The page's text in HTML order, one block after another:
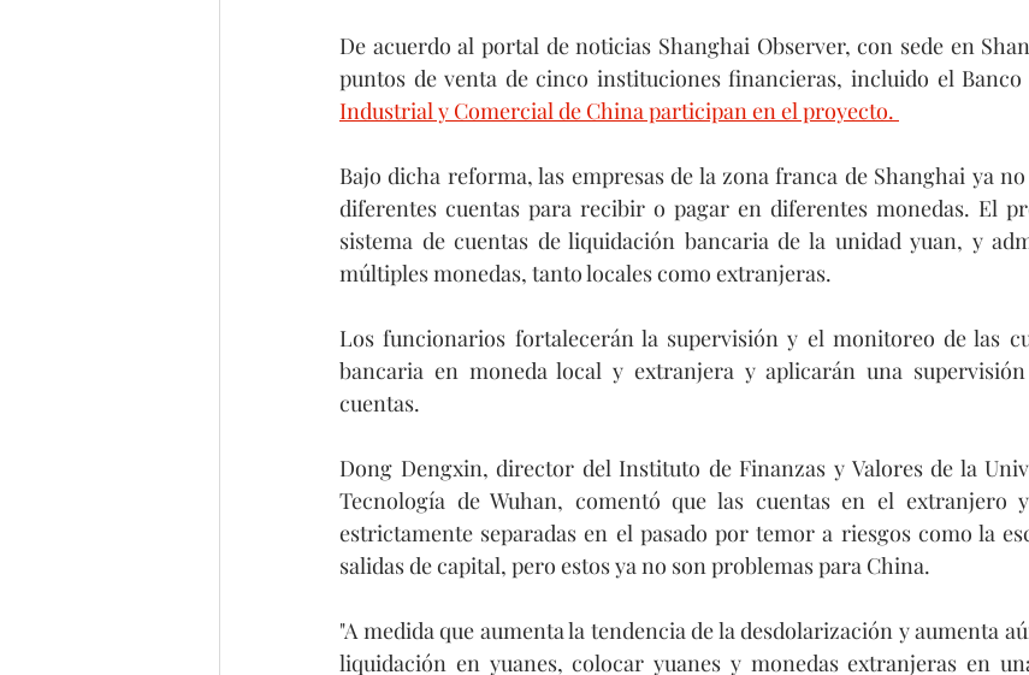
De acuerdo al portal de noticias Shanghai Observer, con sede en
Industrial y Comercial de China participan en el proyecto.
Bajo dicha reforma, las empresas de la zona franca de Shanghai ya
diferentes cuentas para recibir o pagar en diferentes monedas. El
sistema de cuentas de liquidación bancaria de la unidad yuan, y
múltiples monedas, tanto locales como extranjeras.
Los funcionarios fortalecerán la supervisión y el monitoreo de las
bancaria en moneda local y extranjera y aplicarán una
cuentas.
Dong Dengxin, director del Instituto de Finanzas y Valores de la
Tecnología de Wuhan, comentó que las cuentas en el extranjero
estrictamente separadas en el pasado por temor a riesgos como la
salidas de capital, pero estos ya no son problemas para China.
"A medida que aumenta la tendencia de la desdolarización y aumenta
liquidación en yuanes, colocar yuanes y monedas extranjeras en